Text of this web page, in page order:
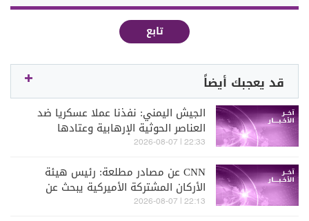
تابع
قد يعجبك أيضاً
الجيش اليمني: نفذنا عملا عسكريا ضد
العناصر الحوثية الإرهابية وعتادها
22:33 | 2026-08-07
CNN عن مصادر مطلعة: رئيس هيئة
الأركان المشتركة الأميركية يبحث عن
مخرج من الحرب مع إيران
22:13 | 2026-08-07